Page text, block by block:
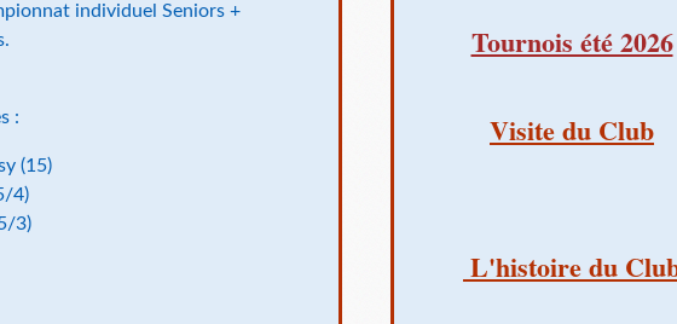
individuel Seniors +
:
(15)
4)
3)
Tournois été 2026
Visite du Club
L'histoire du